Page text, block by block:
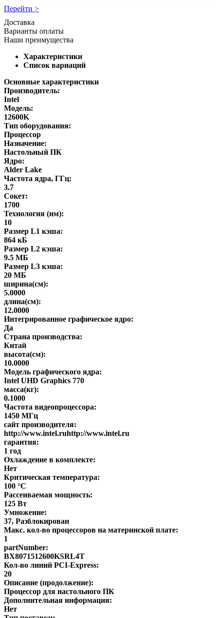
Перейти >
Доставка
Варианты оплаты
Наши преимущества
Характеристики
Список вариаций
Основные характеристики
Производитель:
Intel
Модель:
12600K
Тип оборудования:
Процессор
Назначение:
Настольный ПК
Ядро:
Alder Lake
Частота ядра, ГГц:
3.7
Сокет:
1700
Технология (нм):
10
Размер L1 кэша:
864 кБ
Размер L2 кэша:
9.5 МБ
Размер L3 кэша:
20 МБ
ширина(см):
5.0000
длина(см):
12.0000
Интегрированное графическое ядро:
Да
Страна производства:
Китай
высота(см):
10.0000
Модель графического ядра:
Intel UHD Graphics 770
масса(кг):
0.1000
Частота видеопроцессора:
1450 МГц
сайт производителя:
http://www.intel.ruhttp://www.intel.ru
гарантия:
1 год
Охлаждение в комплекте:
Нет
Критическая температура:
100 °С
Рассеиваемая мощность:
125 Вт
Умножение:
37, Разблокирован
Макс. кол-во процессоров на материнской плате:
1
partNumber:
BX8071512600KSRL4T
Кол-во линий PCI-Express:
20
Описание (продолжение):
Процессор для настольного ПК
Дополнительная информация:
Нет